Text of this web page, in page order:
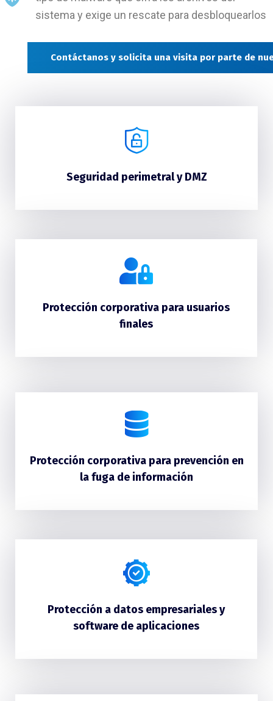
sistema y exige un rescate para desbloquearlos
Contáctanos y solicita una visita por parte de
Seguridad perimetral y DMZ
Protección corporativa para usuarios
finales
Protección corporativa para prevención en
la fuga de información
Protección a datos empresariales y
software de aplicaciones